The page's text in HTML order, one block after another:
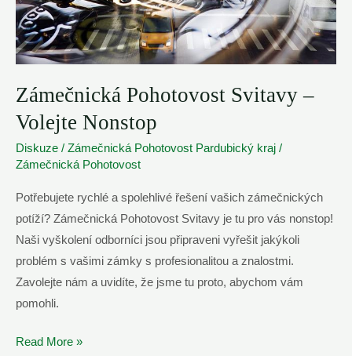
Zámečnická Pohotovost Svitavy –
Volejte Nonstop
Diskuze / Zámečnická Pohotovost Pardubický kraj /
Zámečnická Pohotovost
Potřebujete rychlé a spolehlivé řešení vašich zámečnických
potíží? Zámečnická Pohotovost Svitavy je tu pro vás nonstop!
Naši vyškolení odborníci jsou připraveni vyřešit jakýkoli
problém s vašimi zámky s profesionalitou a znalostmi.
Zavolejte nám a uvidíte, že jsme tu proto, abychom vám
pomohli.
Zámečnická
Read More »